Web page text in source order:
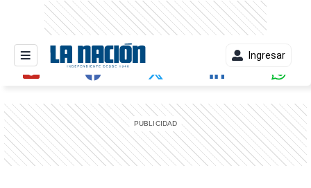
Ingresar